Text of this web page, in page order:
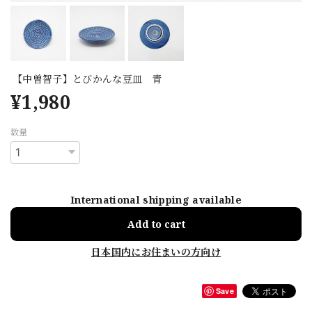
【中曽智子】とびかんな豆皿 青
¥1,980
数量
International shipping available
Add to cart
日本国内にお住まいの方向け
Save